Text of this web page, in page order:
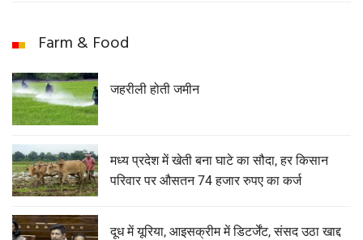
Farm & Food
जहरीली होती जमीन
मध्य प्रदेश में खेती बना घाटे का सौदा, हर किसान
परिवार पर औसतन 74 हजार रुपए का कर्ज
दूध में यूरिया, आइसक्रीम में डिटर्जेंट, संसद उठा खाद्द